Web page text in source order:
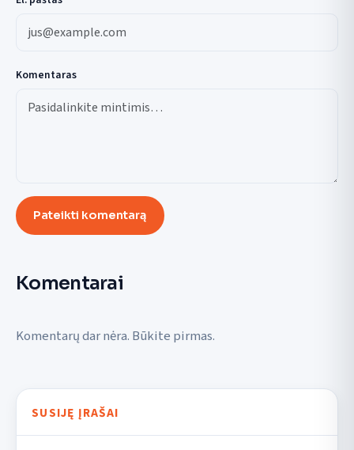
Komentaras
Pateikti komentarą
Komentarai
Komentarų dar nėra. Būkite pirmas.
SUSIJĘ ĮRAŠAI